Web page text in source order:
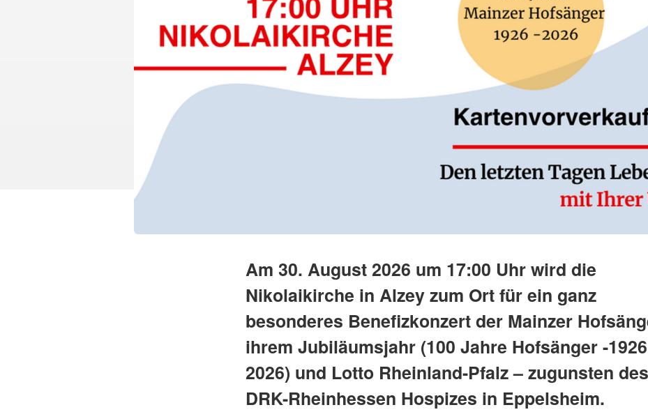
Am 30. August 2026 um 17:00 Uhr wird die
Nikolaikirche in Alzey zum Ort für ein ganz
besonderes Benefizkonzert der Mainzer
ihrem Jubiläumsjahr (100 Jahre Hofsänger -
2026) und Lotto Rheinland-Pfalz – zugunsten des
DRK-Rheinhessen Hospizes in Eppelsheim.